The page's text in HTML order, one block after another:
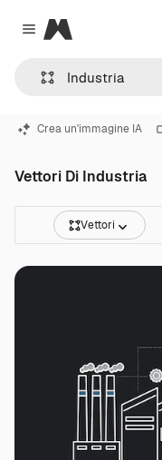
Close menu
Magnific
Crea un'immagine IA
Vettori Di Industria
Vettori